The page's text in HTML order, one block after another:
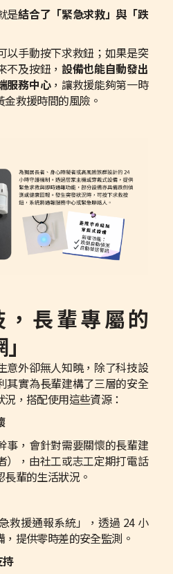
是結合了「緊急求救」與「跌
以手動按下求救鈕；如果是突
不及按鈕， 設備也能自動發出
服務中心，讓救援能夠第一時
救援時間的風險。
長輩專屬的
意外卻無人知曉，除了科技設
其實為長輩建構了三層的安全
，搭配使用這些資源：
事，會針對需要關懷的長輩建
），由社工或志工定期打電話
輩的生活狀況。
救援通報系統」，透過 24 小
提供零時差的安全監測。
持